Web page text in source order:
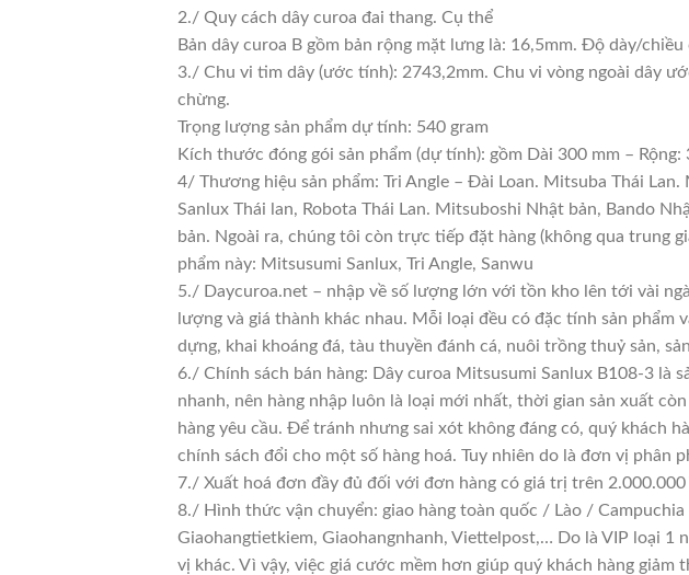
2./ Quy cách dây curoa đai thang. Cụ thể
Bản dây curoa B gồm bản rộng mặt lưng là: 16,5mm. Độ dày/
3./ Chu vi tim dây (ước tính): 2743,2mm. Chu vi vòng ngoài dây
chừng.
Trọng lượng sản phẩm dự tính: 540 gram
Kích thước đóng gói sản phẩm (dự tính): gồm Dài 300 mm – Rộng:
4/ Thương hiệu sản phẩm: Tri Angle – Đài Loan. Mitsuba Thái
Sanlux Thái lan, Robota Thái Lan. Mitsuboshi Nhật bản, Bando
bản. Ngoài ra, chúng tôi còn trực tiếp đặt hàng (không qua trung
phẩm này: Mitsusumi Sanlux, Tri Angle, Sanwu
5./ Daycuroa.net – nhập về số lượng lớn với tồn kho lên tới vài
lượng và giá thành khác nhau. Mỗi loại đều có đặc tính sản
dựng, khai khoáng đá, tàu thuyền đánh cá, nuôi trồng thuỷ sản,
6./ Chính sách bán hàng: Dây curoa Mitsusumi Sanlux B108-3 là
nhanh, nên hàng nhập luôn là loại mới nhất, thời gian sản xuất
hàng yêu cầu. Để tránh nhưng sai xót không đáng có, quý khách
chính sách đổi cho một số hàng hoá. Tuy nhiên do là đơn vị phân
7./ Xuất hoá đơn đầy đủ đối với đơn hàng có giá trị trên
8./ Hình thức vận chuyển: giao hàng toàn quốc / Lào /
Giaohangtietkiem, Giaohangnhanh, Viettelpost,… Do là VIP loại
vị khác. Vì vậy, việc giá cước mềm hơn giúp quý khách hàng giảm